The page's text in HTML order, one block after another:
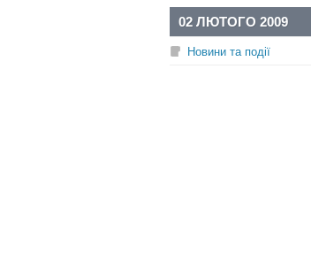
02 ЛЮТОГО 2009
Новини та події